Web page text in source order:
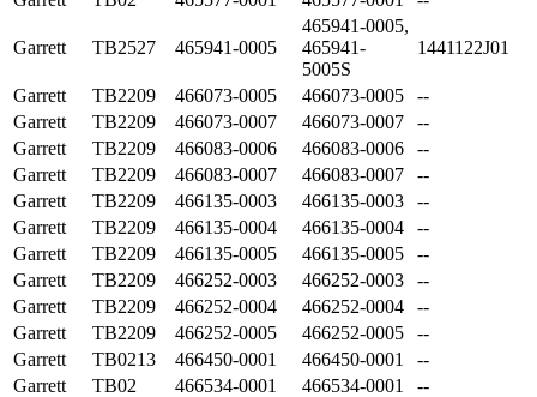
Garrett TB2527 465941-0005
465941-0005,
465941-
5005S
1441122J01
Garrett TB2209 466073-0005 466073-0005
--
Garrett
TB2209 466073-0007 466073-0007
--
Garrett
TB2209 466083-0006 466083-0006
--
Garrett
TB2209 466083-0007 466083-0007
--
Garrett
TB2209 466135-0003 466135-0003
--
Garrett
TB2209 466135-0004 466135-0004
--
Garrett
TB2209 466135-0005 466135-0005
--
Garrett
TB2209 466252-0003 466252-0003
--
Garrett
TB2209 466252-0004 466252-0004
--
Garrett
TB2209 466252-0005 466252-0005
--
Garrett
TB0213 466450-0001 466450-0001
--
Garrett
TB02 466534-0001 466534-0001
--